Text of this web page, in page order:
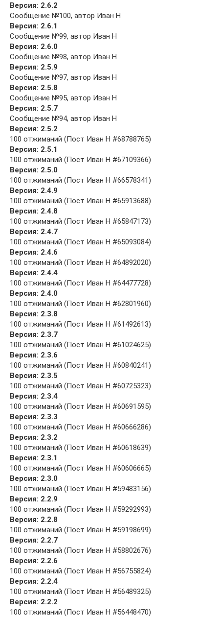
Версия: 2.6.2
Сообщение №100, автор Иван Н
Версия: 2.6.1
Сообщение №99, автор Иван Н
Версия: 2.6.0
Сообщение №98, автор Иван Н
Версия: 2.5.9
Сообщение №97, автор Иван Н
Версия: 2.5.8
Сообщение №95, автор Иван Н
Версия: 2.5.7
Сообщение №94, автор Иван Н
Версия: 2.5.2
100 отжиманий (Пост Иван Н #68788765)
Версия: 2.5.1
100 отжиманий (Пост Иван Н #67109366)
Версия: 2.5.0
100 отжиманий (Пост Иван Н #66578341)
Версия: 2.4.9
100 отжиманий (Пост Иван Н #65913688)
Версия: 2.4.8
100 отжиманий (Пост Иван Н #65847173)
Версия: 2.4.7
100 отжиманий (Пост Иван Н #65093084)
Версия: 2.4.6
100 отжиманий (Пост Иван Н #64892020)
Версия: 2.4.4
100 отжиманий (Пост Иван Н #64477728)
Версия: 2.4.0
100 отжиманий (Пост Иван Н #62801960)
Версия: 2.3.8
100 отжиманий (Пост Иван Н #61492613)
Версия: 2.3.7
100 отжиманий (Пост Иван Н #61024625)
Версия: 2.3.6
100 отжиманий (Пост Иван Н #60840241)
Версия: 2.3.5
100 отжиманий (Пост Иван Н #60725323)
Версия: 2.3.4
100 отжиманий (Пост Иван Н #60691595)
Версия: 2.3.3
100 отжиманий (Пост Иван Н #60666286)
Версия: 2.3.2
100 отжиманий (Пост Иван Н #60618639)
Версия: 2.3.1
100 отжиманий (Пост Иван Н #60606665)
Версия: 2.3.0
100 отжиманий (Пост Иван Н #59483156)
Версия: 2.2.9
100 отжиманий (Пост Иван Н #59292993)
Версия: 2.2.8
100 отжиманий (Пост Иван Н #59198699)
Версия: 2.2.7
100 отжиманий (Пост Иван Н #58802676)
Версия: 2.2.6
100 отжиманий (Пост Иван Н #56755824)
Версия: 2.2.4
100 отжиманий (Пост Иван Н #56489325)
Версия: 2.2.2
100 отжиманий (Пост Иван Н #56448470)